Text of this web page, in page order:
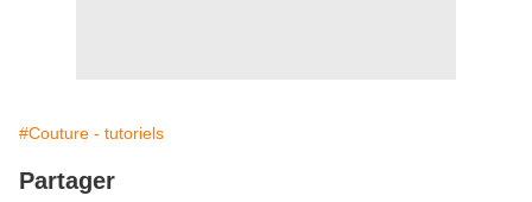
#Couture - tutoriels
Partager